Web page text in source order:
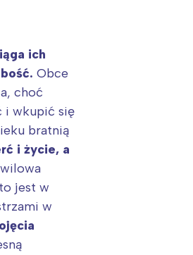
ich
Obce
choć
i wkupić się
bratnią
i życie, a
jest w
w